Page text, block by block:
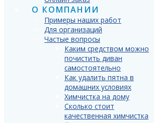
О КОМПАНИИ
Примеры наших работ
Для организаций
Частые вопросы
Каким средством можно
почистить диван
самостоятельно
Как удалить пятна в
домашних условиях
Химчистка на дому
Сколько стоит
качественная химчистка